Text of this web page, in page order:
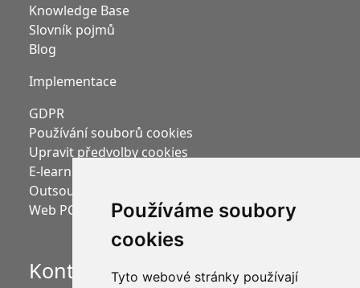
Používáme soubory
cookies
Tyto webové stránky používají
Knowledge Base
Slovník pojmů
Blog
Implementace
GDPR
Používání souborů cookies
Upravit předvolby cookies
E-learning Moodle
Outsourcing mezd
Web PC HELP, a.s.
Kontakt